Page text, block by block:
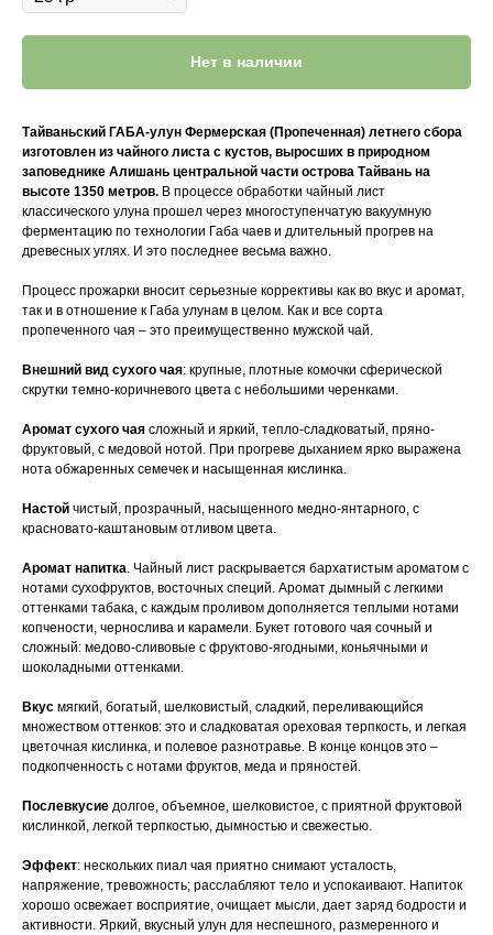
Нет в наличии
Тайваньский ГАБА-улун Фермерская (Пропеченная) летнего сбора
изготовлен из чайного листа с кустов, выросших в природном
заповеднике Алишань центральной части острова Тайвань на
высоте 1350 метров. В процессе обработки чайный лист
классического улуна прошел через многоступенчатую вакуумную
ферментацию по технологии Габа чаев и длительный прогрев на
древесных углях. И это последнее весьма важно.
Процесс прожарки вносит серьезные коррективы как во вкус и аромат,
так и в отношение к Габа улунам в целом. Как и все сорта
пропеченного чая – это преимущественно мужской чай.
Внешний вид сухого чая: крупные, плотные комочки сферической
скрутки темно-коричневого цвета с небольшими черенками.
Аромат сухого чая сложный и яркий, тепло-сладковатый, пряно-
фруктовый, с медовой нотой. При прогреве дыханием ярко выражена
нота обжаренных семечек и насыщенная кислинка.
Настой чистый, прозрачный, насыщенного медно-янтарного, с
красновато-каштановым отливом цвета.
Аромат напитка. Чайный лист раскрывается бархатистым ароматом с
нотами сухофруктов, восточных специй. Аромат дымный с легкими
оттенками табака, с каждым проливом дополняется теплыми нотами
копчености, чернослива и карамели. Букет готового чая сочный и
сложный: медово-сливовые с фруктово-ягодными, коньячными и
шоколадными оттенками.
Вкус мягкий, богатый, шелковистый, сладкий, переливающийся
множеством оттенков: это и сладковатая ореховая терпкость, и легкая
цветочная кислинка, и полевое разнотравье. В конце концов это –
подкопченность с нотами фруктов, меда и пряностей.
Послевкусие долгое, объемное, шелковистое, с приятной фруктовой
кислинкой, легкой терпкостью, дымностью и свежестью.
Эффект: нескольких пиал чая приятно снимают усталость,
напряжение, тревожность; расслабляют тело и успокаивают. Напиток
хорошо освежает восприятие, очищает мысли, дает заряд бодрости и
активности. Яркий, вкусный улун для неспешного, размеренного и